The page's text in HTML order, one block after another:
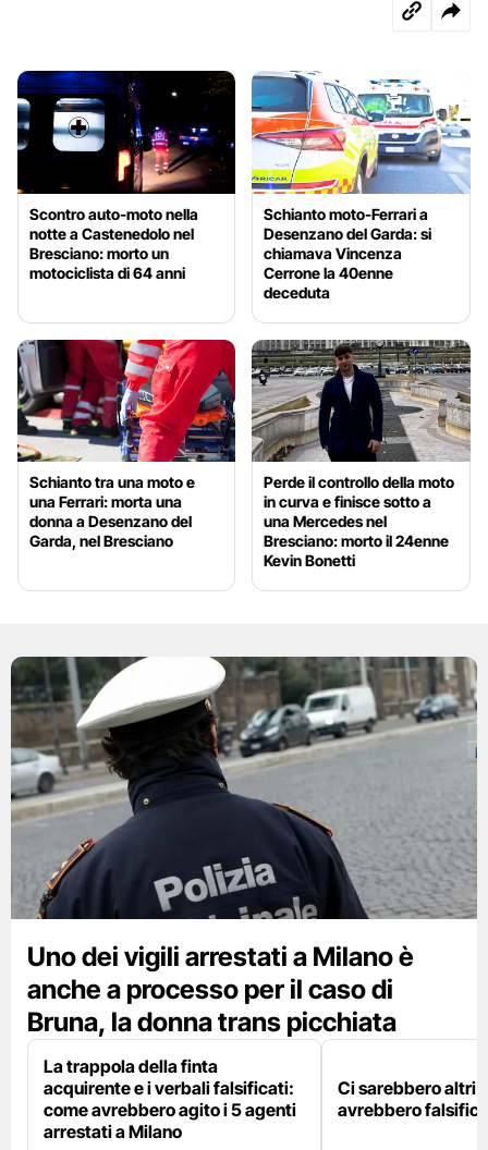
Scontro auto-moto nella
notte a Castenedolo nel
Bresciano: morto un
motociclista di 64 anni
Schianto moto-Ferrari a
Desenzano del Garda: si
chiamava Vincenza
Cerrone la 40enne
deceduta
Schianto tra una moto e
una Ferrari: morta una
donna a Desenzano del
Garda, nel Bresciano
Perde il controllo della moto
in curva e finisce sotto a
una Mercedes nel
Bresciano: morto il 24enne
Kevin Bonetti
Uno dei vigili arrestati a Milano è
anche a processo per il caso di
Bruna, la donna trans picchiata
La trappola della finta
acquirente e i verbali falsificati:
come avrebbero agito i 5 agenti
arrestati a Milano
Ci sarebbero altri
avrebbero